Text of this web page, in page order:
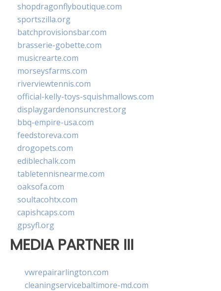
shopdragonflyboutique.com
sportszilla.org
batchprovisionsbar.com
brasserie-gobette.com
musicrearte.com
morseysfarms.com
riverviewtennis.com
official-kelly-toys-squishmallows.com
displaygardenonsuncrest.org
bbq-empire-usa.com
feedstoreva.com
drogopets.com
ediblechalk.com
tabletennisnearme.com
oaksofa.com
soultacohtx.com
capishcaps.com
gpsyfl.org
MEDIA PARTNER III
vwrepairarlington.com
cleaningservicebaltimore-md.com